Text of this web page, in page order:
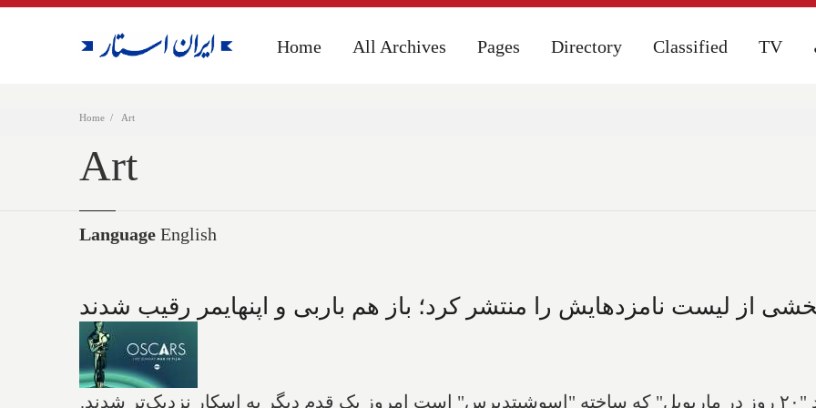
Home All Archives Pages Directory Classified TV
Home Art
Home All Archives Pages Directory Classified TV
Art
Language English
از لیست نامزدهایش را منتشر کرد؛ باز هم باربی و اپنهایمر رقیب شدند